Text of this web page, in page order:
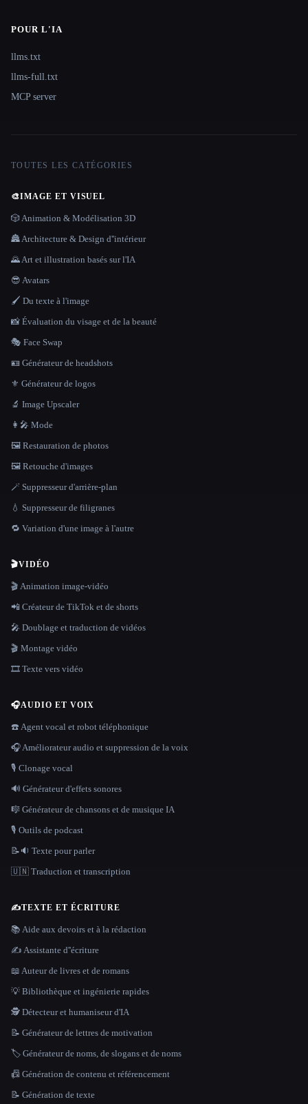
POUR L'IA
llms.txt
llms-full.txt
MCP server
TOUTES LES CATÉGORIES
🎨IMAGE ET VISUEL
🎲 Animation & Modélisation 3D
🏯 Architecture & Design d''intérieur
🌄 Art et illustration basés sur l'IA
😎 Avatars
🖌️ Du texte à l'image
📸 Évaluation du visage et de la beauté
🎭 Face Swap
🪪 Générateur de headshots
⚜️ Générateur de logos
🔬 Image Upscaler
👩‍🎤 Mode
🖼️ Restauration de photos
🖼️ Retouche d'images
🪄 Suppresseur d'arrière-plan
💧 Suppresseur de filigranes
🔁 Variation d'une image à l'autre
🎬VIDÉO
🎬 Animation image-vidéo
📲 Créateur de TikTok et de shorts
🎤 Doublage et traduction de vidéos
🎬 Montage vidéo
🎞️ Texte vers vidéo
🎧AUDIO ET VOIX
☎️ Agent vocal et robot téléphonique
🎧 Améliorateur audio et suppression de la voix
🎙️ Clonage vocal
🔊 Générateur d'effets sonores
🎼 Générateur de chansons et de musique IA
🎙️ Outils de podcast
📝🔉 Texte pour parler
🇺🇳 Traduction et transcription
✍️TEXTE ET ÉCRITURE
📚 Aide aux devoirs et à la rédaction
✍️ Assistante d''écriture
📖 Auteur de livres et de romans
💡 Bibliothèque et ingénierie rapides
🕵️ Détecteur et humaniseur d'IA
📝 Générateur de lettres de motivation
🏷️ Générateur de noms, de slogans et de noms
📠 Génération de contenu et référencement
📝 Génération de texte